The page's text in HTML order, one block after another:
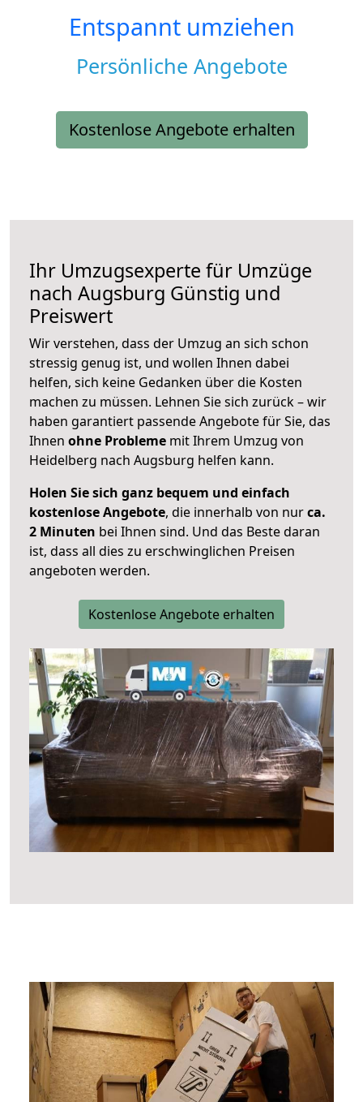
Entspannt umziehen
Persönliche Angebote
Kostenlose Angebote erhalten
Ihr Umzugsexperte für Umzüge
nach Augsburg Günstig und
Preiswert
Wir verstehen, dass der Umzug an sich schon
stressig genug ist, und wollen Ihnen dabei
helfen, sich keine Gedanken über die Kosten
machen zu müssen. Lehnen Sie sich zurück – wir
haben garantiert passende Angebote für Sie, das
Ihnen ohne Probleme mit Ihrem Umzug von
Heidelberg nach Augsburg helfen kann.
Holen Sie sich ganz bequem und einfach
kostenlose Angebote, die innerhalb von nurca.
2 Minuten bei Ihnen sind. Und das Beste daran
ist, dass all dies zu erschwinglichen Preisen
angeboten werden.
Kostenlose Angebote erhalten